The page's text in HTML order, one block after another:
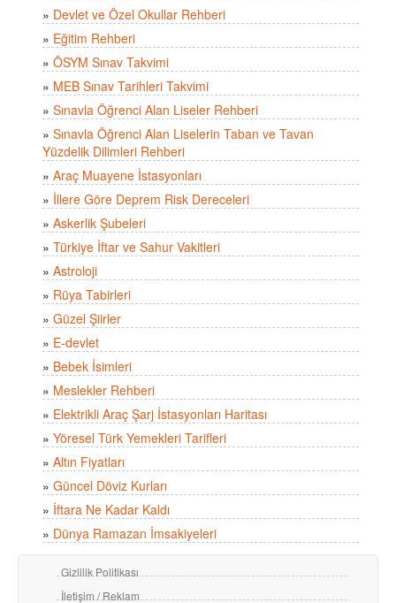
» Devlet ve Özel Okullar Rehberi
» Eğitim Rehberi
» ÖSYM Sınav Takvimi
» MEB Sınav Tarihleri Takvimi
» Sınavla Öğrenci Alan Liseler Rehberi
» Sınavla Öğrenci Alan Liselerin Taban ve Tavan
Yüzdelik Dilimleri Rehberi
» Araç Muayene İstasyonları
» İllere Göre Deprem Risk Dereceleri
» Askerlik Şubeleri
» Türkiye İftar ve Sahur Vakitleri
» Astroloji
» Rüya Tabirleri
» Güzel Şiirler
» E-devlet
» Bebek İsimleri
» Meslekler Rehberi
» Elektrikli Araç Şarj İstasyonları Haritası
» Yöresel Türk Yemekleri Tarifleri
» Altın Fiyatları
» Güncel Döviz Kurları
» İftara Ne Kadar Kaldı
» Dünya Ramazan İmsakiyeleri
Gizlilik Politikası
İletişim / Reklam